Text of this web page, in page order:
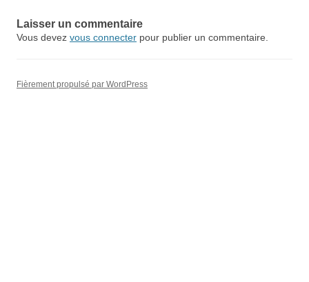
Laisser un commentaire
Vous devez vous connecter pour publier un commentaire.
Fièrement propulsé par WordPress